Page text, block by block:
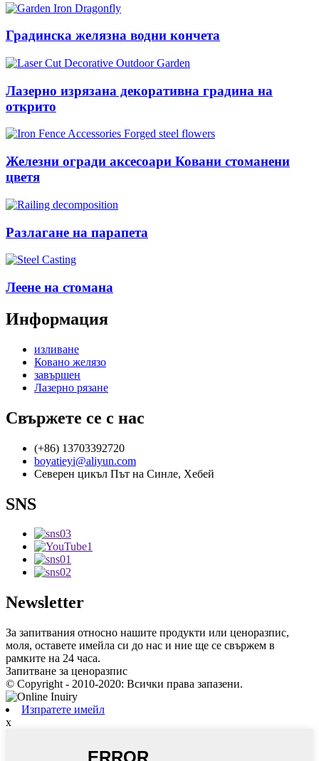
Градинска желязна водни кончета
Лазерно изрязана декоративна градина на
открито
Железни огради аксесоари Ковани стоманени
цветя
Разлагане на парапета
Леене на стомана
Информация
изливане
Ковано желязо
завършен
Лазерно рязане
Свържете се с нас
(+86) 13703392720
boyatieyi@aliyun.com
Северен цикъл Път на Синле, Хебей
SNS
Newsletter
За запитвания относно нашите продукти или ценоразпис,
моля, оставете имейла си до нас и ние ще се свържем в
рамките на 24 часа.
Запитване за ценоразпис
© Copyright - 2010-2020: Всички права запазени.
Изпратете имейл
x